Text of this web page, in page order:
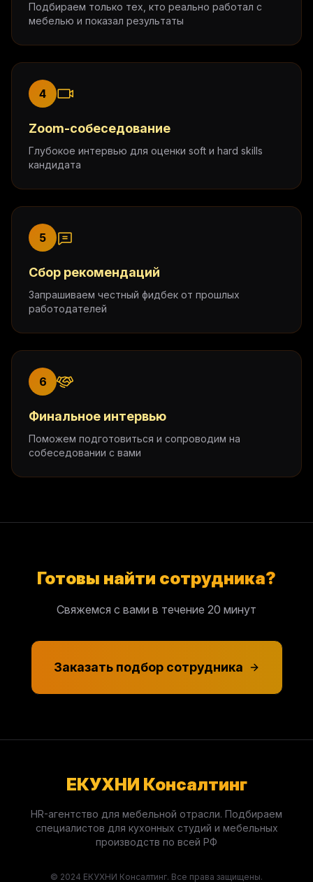
Подбираем только тех, кто реально работал с
мебелью и показал результаты
4
Zoom-собеседование
Глубокое интервью для оценки soft и hard skills
кандидата
5
Сбор рекомендаций
Запрашиваем честный фидбек от прошлых
работодателей
6
Финальное интервью
Поможем подготовиться и сопроводим на
собеседовании с вами
Готовы найти сотрудника?
Свяжемся с вами в течение 20 минут
Заказать подбор сотрудника
ЕКУХНИ Консалтинг
HR-агентство для мебельной отрасли. Подбираем
специалистов для кухонных студий и мебельных
производств по всей РФ
© 2024 ЕКУХНИ Консалтинг. Все права защищены.